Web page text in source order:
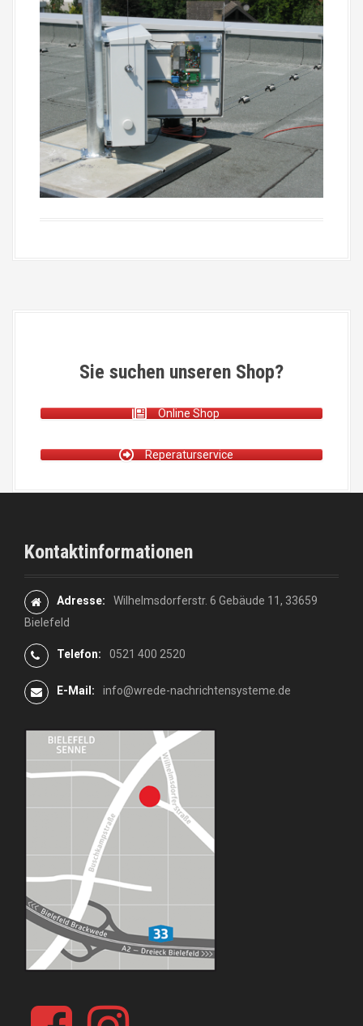
Sie suchen unseren Shop?
Online Shop
Reperaturservice
Kontaktinformationen
Adresse:
Wilhelmsdorferstr. 6 Gebäude 11, 33659
Bielefeld
Telefon: 0521 400 2520
E-Mail: info@wrede-nachrichtensysteme.de
M